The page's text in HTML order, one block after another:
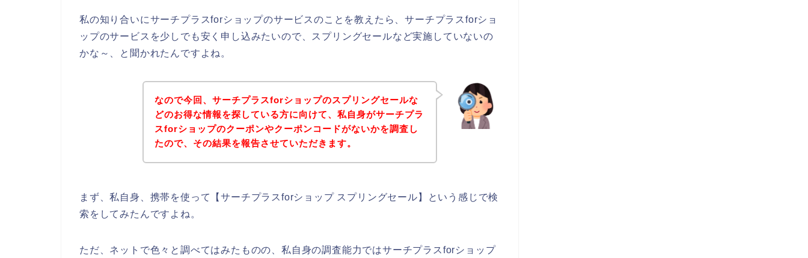
私の知り合いにサーチプラスforショップのサービスのことを教えたら、サーチプラスforショ
ップのサービスを少しでも安く申し込みたいので、スプリングセールなど実施していないの
かな～、と聞かれたんですよね。
なので今回、サーチプラスforショップのスプリングセールな
どのお得な情報を探している方に向けて、私自身がサーチプラ
スforショップのクーポンやクーポンコードがないかを調査し
たので、その結果を報告させていただきます。
まず、私自身、携帯を使って【サーチプラスforショップ スプリングセール】という感じで検
索をしてみたんですよね。
ただ、ネットで色々と調べてはみたものの、私自身の調査能力ではサーチプラスforショップ